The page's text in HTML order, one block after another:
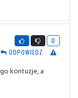
0
ODPOWIEDZ
kontuzje, a